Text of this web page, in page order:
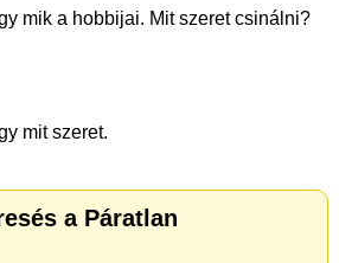
mik a hobbijai. Mit szeret csinálni?
mit szeret.
a Páratlan